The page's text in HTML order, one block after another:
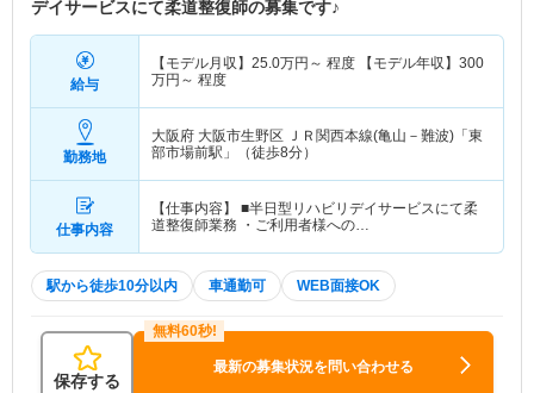
デイサービスにて柔道整復師の募集です♪
給与
【モデル月収】 25.0万円～ 程度 【モデル年収】 300
万円～ 程度
勤務地
大阪府 大阪市生野区 ＪＲ関西本線(亀山－難波)「東
部市場前駅」（徒歩8分）
仕事内容
【仕事内容】 ■半日型リハビリデイサービスにて柔
道整復師業務 ・ご利用者様への…
駅から徒歩10分以内 車通勤可 WEB面接OK
保存する
最新の募集状況を問い合わせる